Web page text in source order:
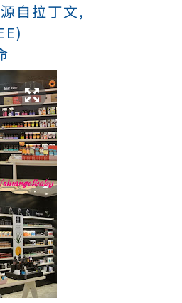
源自拉丁文,